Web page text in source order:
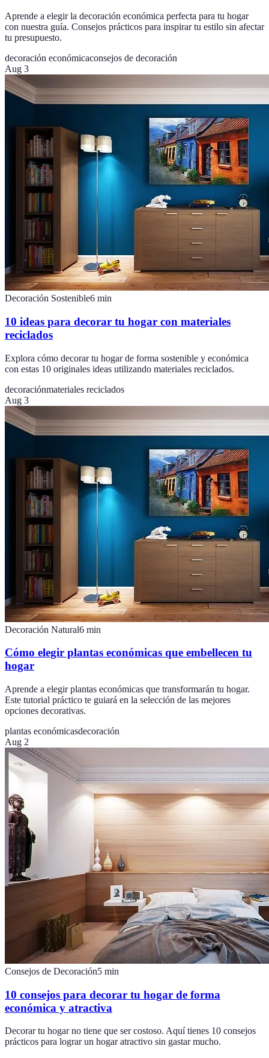
Aprende a elegir la decoración económica perfecta para tu hogar
con nuestra guía. Consejos prácticos para inspirar tu estilo sin afectar
tu presupuesto.
decoración económicaconsejos de decoración
Aug 3
Decoración Sostenible6 min
10 ideas para decorar tu hogar con materiales
reciclados
Explora cómo decorar tu hogar de forma sostenible y económica
con estas 10 originales ideas utilizando materiales reciclados.
decoraciónmateriales reciclados
Aug 3
Decoración Natural6 min
Cómo elegir plantas económicas que embellecen tu
hogar
Aprende a elegir plantas económicas que transformarán tu hogar.
Este tutorial práctico te guiará en la selección de las mejores
opciones decorativas.
plantas económicasdecoración
Aug 2
Consejos de Decoración5 min
10 consejos para decorar tu hogar de forma
económica y atractiva
Decorar tu hogar no tiene que ser costoso. Aquí tienes 10 consejos
prácticos para lograr un hogar atractivo sin gastar mucho.